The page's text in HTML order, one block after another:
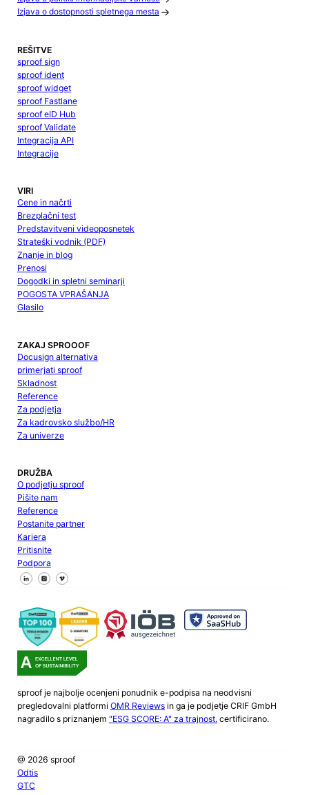
Izjava o dostopnosti spletnega mesta
REŠITVE
sproof sign
sproof ident
sproof widget
sproof Fastlane
sproof eID Hub
sproof Validate
Integracija API
Integracije
VIRI
Cene in načrti
Brezplačni test
Predstavitveni videoposnetek
Strateški vodnik (PDF)
Znanje in blog
Prenosi
Dogodki in spletni seminarji
POGOSTA VPRAŠANJA
Glasilo
ZAKAJ SPROOOF
Docusign alternativa
primerjati sproof
Skladnost
Reference
Za podjetja
Za kadrovsko službo/HR
Za univerze
DRUŽBA
O podjetju sproof
Pišite nam
Reference
Postanite partner
Kariera
Pritisnite
Podpora
Sledite nam na Facebooku
Sledite nam na X
Sledite nam na LinkedInu
sproof je najbolje ocenjeni ponudnik e-podpisa na neodvisni
pregledovalni platformi OMR Reviewsin ga je podjetje CRIF GmbH
nagradilo s priznanjem "ESG SCORE: A" za trajnost.certificirano.
@ 2026 sproof
Odtis
GTC